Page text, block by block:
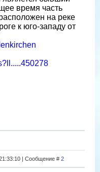
время часть
на реке
к юго-западу от
| Сообщение # 2